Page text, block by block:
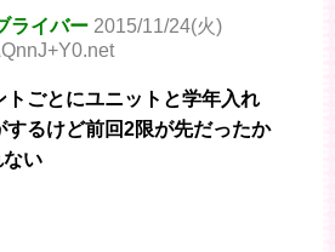
ライバー 2015/11/24(火)
トごとにユニットと学年入れ
するけど前回2限が先だったか
い